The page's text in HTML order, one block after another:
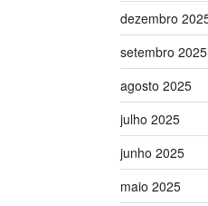
dezembro
setembro 2025
agosto 2025
julho 2025
junho 2025
maio 2025